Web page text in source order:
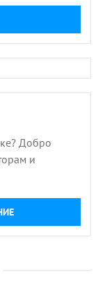
Добро
и